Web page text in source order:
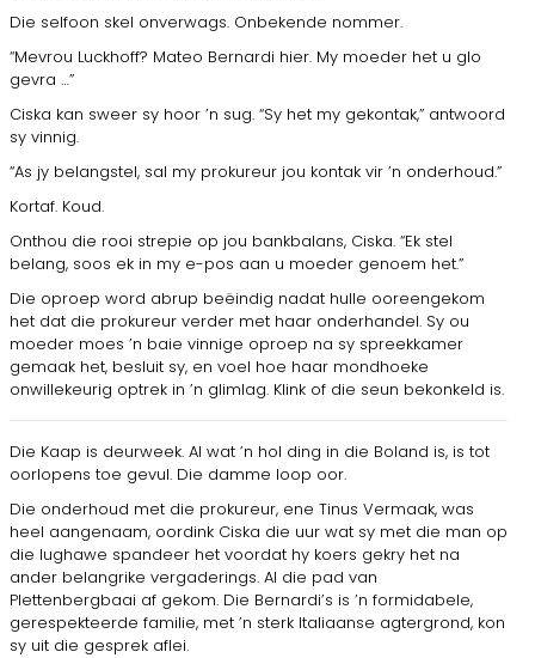
Die selfoon skel onverwags. Onbekende nommer.
“Mevrou Luckhoff? Mateo Bernardi hier. My moeder het u glo
gevra …”
Ciska kan sweer sy hoor ’n sug. “Sy het my gekontak,” antwoord
sy vinnig.
“As jy belangstel, sal my prokureur jou kontak vir ’n onderhoud.”
Kortaf. Koud.
Onthou die rooi strepie op jou bankbalans, Ciska. “Ek stel
belang, soos ek in my e-pos aan u moeder genoem het.”
Die oproep word abrup beëindig nadat hulle ooreengekom
het dat die prokureur verder met haar onderhandel. Sy ou
moeder moes ’n baie vinnige oproep na sy spreekkamer
gemaak het, besluit sy, en voel hoe haar mondhoeke
onwillekeurig optrek in ’n glimlag. Klink of die seun bekonkeld is.
Die Kaap is deurweek. Al wat ’n hol ding in die Boland is, is tot
oorlopens toe gevul. Die damme loop oor.
Die onderhoud met die prokureur, ene Tinus Vermaak, was
heel aangenaam, oordink Ciska die uur wat sy met die man op
die lughawe spandeer het voordat hy koers gekry het na
ander belangrike vergaderings. Al die pad van
Plettenbergbaai af gekom. Die Bernardi’s is ’n formidabele,
gerespekteerde familie, met ’n sterk Italiaanse agtergrond, kon
sy uit die gesprek aflei.